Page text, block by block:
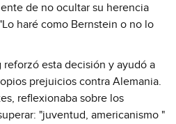
de no ocultar su herencia
haré como Bernstein o no lo
esta decisión y ayudó a
prejuicios contra Alemania.
reflexionaba sobre los
"juventud, americanismo "